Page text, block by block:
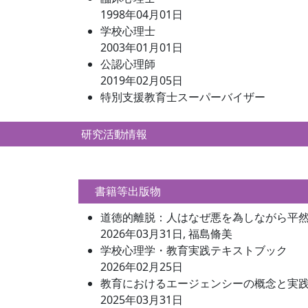
1998年04月01日
学校心理士
2003年01月01日
公認心理師
2019年02月05日
特別支援教育士スーパーバイザー
研究活動情報
書籍等出版物
道徳的離脱：人はなぜ悪を為しながら平
2026年03月31日, 福島脩美
学校心理学・教育実践テキストブック
2026年02月25日
教育におけるエージェンシーの概念と実
2025年03月31日